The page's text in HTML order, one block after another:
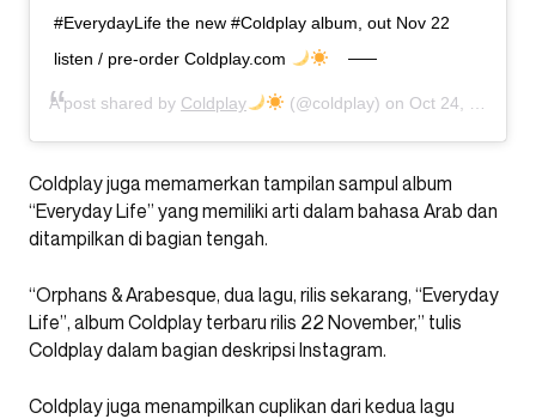
#EverydayLife the new #Coldplay album, out Nov 22
listen / pre-order Coldplay.com
A post shared by Coldplay (@coldplay) on Oct 24, 2019 at 12:05pm PDT
Coldplay juga memamerkan tampilan sampul album
“Everyday Life” yang memiliki arti dalam bahasa Arab dan
ditampilkan di bagian tengah.
“Orphans & Arabesque, dua lagu, rilis sekarang, “Everyday
Life”, album Coldplay terbaru rilis 22 November,” tulis
Coldplay dalam bagian deskripsi Instagram.
Coldplay juga menampilkan cuplikan dari kedua lagu